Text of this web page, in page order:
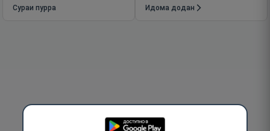
Сураи пурра Идома додан